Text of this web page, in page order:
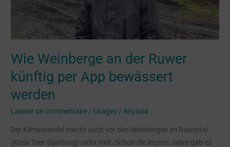
Wie Weinberge an der Ruwer
künftig per App bewässert
werden
Laisser un commentaire / Usages / Anyssia
Der Klimawandel macht auch vor den Weinbergen im Ruwertal
(Kreis Trier-Saarburg) nicht Halt. Schon die letzten Jahre gab es
per
App
bewässert